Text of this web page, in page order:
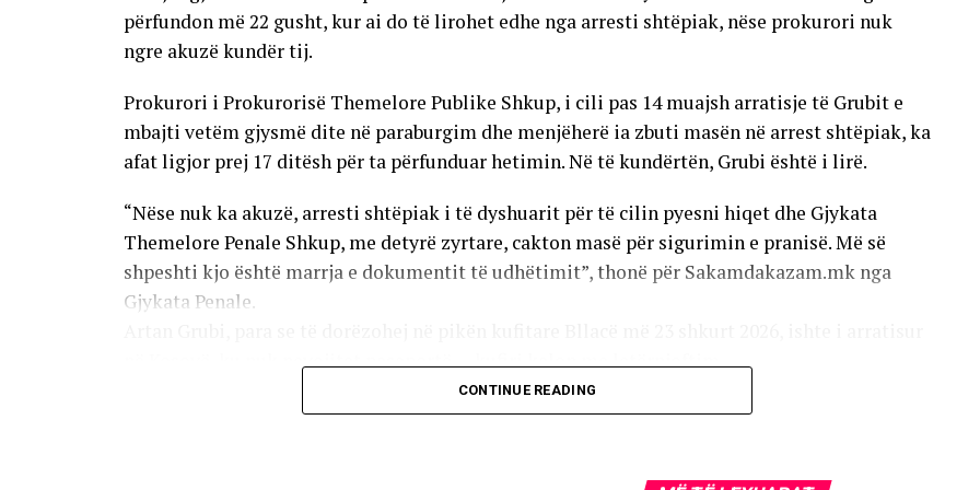
Një ditë më parë, nga Klinika njoftuan se për një pjesë të vogël të preparateve nga lista
pozitive e Fondit për Sigurim Shëndetësor është evidentuar një vonesë afatshkurtër në
pacientëve, periudha ndërmjet dy procedurave të prokurimit publik dhe mungesa e pjesshme
e barnave te distributorët.
përfundon më 22 gusht, kur ai do të lirohet edhe nga arresti shtëpiak, nëse prokurori nuk
ngre akuzë kundër tij.
Prokurori i Prokurorisë Themelore Publike Shkup, i cili pas 14 muajsh arratisje të Grubit e
mbajti vetëm gjysmë dite në paraburgim dhe menjëherë ia zbuti masën në arrest shtëpiak, ka
afat ligjor prej 17 ditësh për ta përfunduar hetimin. Në të kundërtën, Grubi është i lirë.
“Nëse nuk ka akuzë, arresti shtëpiak i të dyshuarit për të cilin pyesni hiqet dhe Gjykata
Themelore Penale Shkup, me detyrë zyrtare, cakton masë për sigurimin e pranisë. Më së
shpeshti kjo është marrja e dokumentit të udhëtimit”, thonë për Sakamdakazam.mk nga
Gjykata Penale.
në Kosovë, ku nuk nevojitet pasaportë — kufiri kalon me letërnjoftim.
Ai dyshohet për përvetësim prej 8,2 milionë euro në Lotarinë Shtetërore. Pas disa orësh të
CONTINUE READING